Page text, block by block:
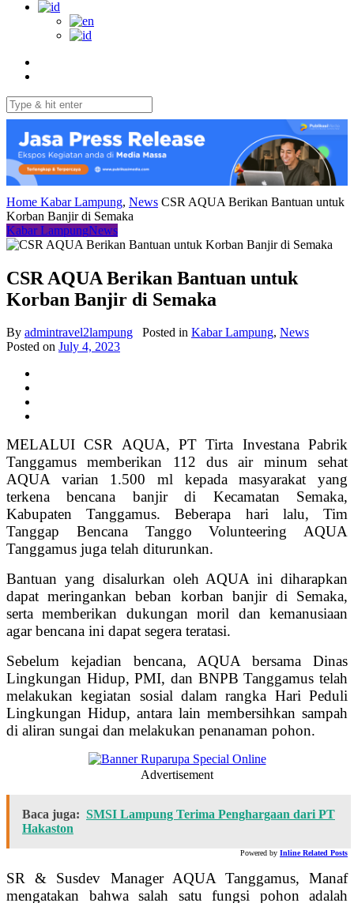
Home Kabar Lampung, News CSR AQUA Berikan Bantuan untuk
Korban Banjir di Semaka
Kabar LampungNews
CSR AQUA Berikan Bantuan untuk
Korban Banjir di Semaka
By admintravel2lampung Posted in Kabar Lampung, News
Posted on July 4, 2023
MELALUI CSR AQUA, PT Tirta Investana Pabrik
Tanggamus memberikan 112 dus air minum sehat
AQUA varian 1.500 ml kepada masyarakat yang
terkena bencana banjir di Kecamatan Semaka,
Kabupaten Tanggamus. Beberapa hari lalu, Tim
Tanggap Bencana Tanggo Volunteering AQUA
Tanggamus juga telah diturunkan.
Bantuan yang disalurkan oleh AQUA ini diharapkan
dapat meringankan beban korban banjir di Semaka,
serta memberikan dukungan moril dan kemanusiaan
agar bencana ini dapat segera teratasi.
Sebelum kejadian bencana, AQUA bersama Dinas
Lingkungan Hidup, PMI, dan BNPB Tanggamus telah
melakukan kegiatan sosial dalam rangka Hari Peduli
Lingkungan Hidup, antara lain membersihkan sampah
di aliran sungai dan melakukan penanaman pohon.
Advertisement
Baca juga: SMSI Lampung Terima Penghargaan dari PT
Hakaston
Powered by Inline Related Posts
SR & Susdev Manager AQUA Tanggamus, Manaf
mengatakan bahwa salah satu fungsi pohon adalah